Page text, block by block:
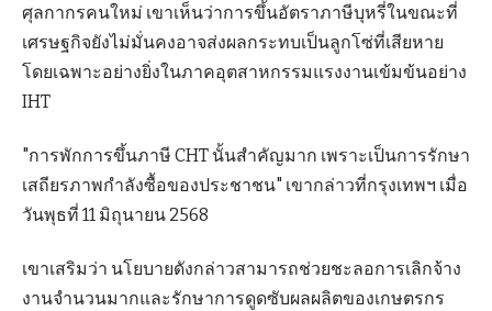
ศุลกากรคนใหม่ เขาเห็นว่าการขึ้นอัตราภาษีบุหรี่ในขณะที่
เศรษฐกิจยังไม่มั่นคงอาจส่งผลกระทบเป็นลูกโซ่ที่เสียหาย
โดยเฉพาะอย่างยิ่งในภาคอุตสาหกรรมแรงงานเข้มข้นอย่าง
IHT
"การพักการขึ้นภาษี CHT นั้นสำคัญมาก เพราะเป็นการรักษา
เสถียรภาพกำลังซื้อของประชาชน" เขากล่าวที่กรุงเทพฯ เมื่อ
วันพุธที่ 11 มิถุนายน 2568
เขาเสริมว่า นโยบายดังกล่าวสามารถช่วยชะลอการเลิกจ้าง
งานจำนวนมากและรักษาการดูดซับผลผลิตของเกษตรกร